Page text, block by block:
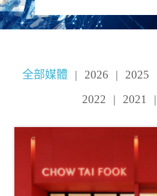
全部媒體 | 2026 | 2025
2022
| 2021 |